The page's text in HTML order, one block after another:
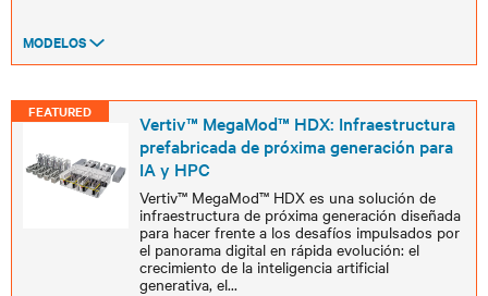
MODELOS
FEATURED
Vertiv™ MegaMod™ HDX: Infraestructura
prefabricada de próxima generación para
IA y HPC
Vertiv™ MegaMod™ HDX es una solución de
infraestructura de próxima generación diseñada
para hacer frente a los desafíos impulsados por
el panorama digital en rápida evolución: el
crecimiento de la inteligencia artificial
generativa, el...